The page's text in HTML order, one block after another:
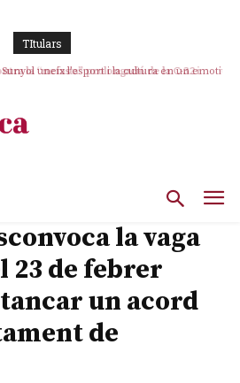
TItulars
uneix l’esport i la cultura en un emotiu
la vaga
23 de febrer
un acord
de